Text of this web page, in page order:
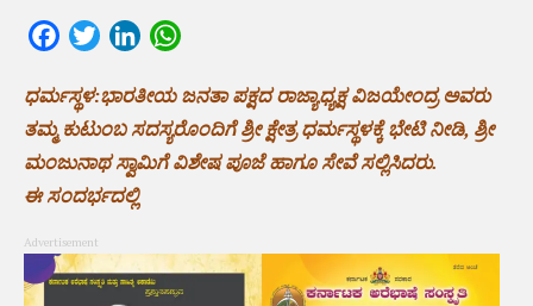
FacebookTwitterLinkedIn
ಧರ್ಮಸ್ಥಳ:ಭಾರತೀಯ ಜನತಾ ಪಕ್ಷದ ರಾಜ್ಯಾಧ್ಯಕ್ಷ ವಿಜಯೇಂದ್ರ ಅವರು
ತಮ್ಮ ಕುಟುಂಬ ಸದಸ್ಯರೊಂದಿಗೆ ಶ್ರೀ ಕ್ಷೇತ್ರ ಧರ್ಮಸ್ಥಳಕ್ಕೆ ಭೇಟಿ ನೀಡಿ, ಶ್ರೀ
ಮಂಜುನಾಥ ಸ್ವಾಮಿಗೆ ವಿಶೇಷ ಪೂಜೆ ಹಾಗೂ ಸೇವೆ ಸಲ್ಲಿಸಿದರು.
ಈ ಸಂದರ್ಭದಲ್ಲಿ
Advertisement